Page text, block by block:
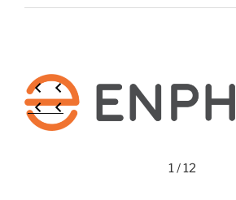
1 / 12